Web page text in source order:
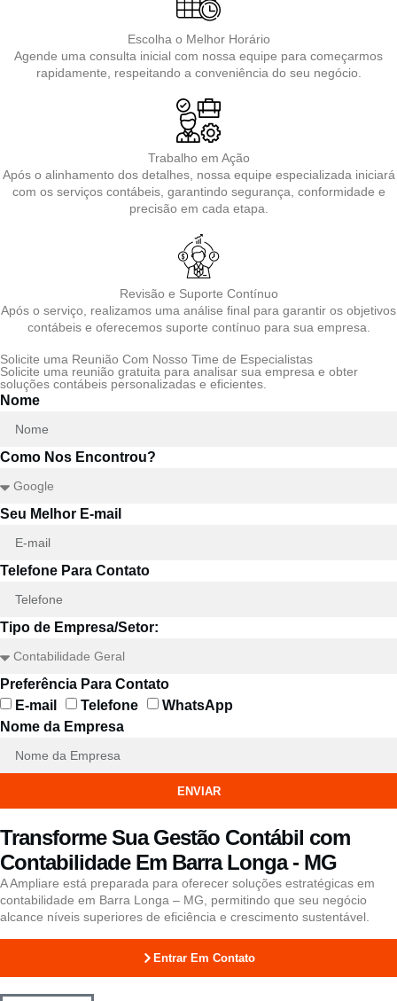
Escolha o Melhor Horário
Agende uma consulta inicial com nossa equipe para começarmos
rapidamente, respeitando a conveniência do seu negócio.
Trabalho em Ação
Após o alinhamento dos detalhes, nossa equipe especializada iniciará
com os serviços contábeis, garantindo segurança, conformidade e
precisão em cada etapa.
Revisão e Suporte Contínuo
Após o serviço, realizamos uma análise final para garantir os objetivos
contábeis e oferecemos suporte contínuo para sua empresa.
Solicite uma Reunião Com Nosso Time de Especialistas
Solicite uma reunião gratuita para analisar sua empresa e obter
soluções contábeis personalizadas e eficientes.
Nome
Como Nos Encontrou?
Seu Melhor E-mail
Telefone Para Contato
Tipo de Empresa/Setor:
Preferência Para Contato
E-mail
Telefone
WhatsApp
Nome da Empresa
ENVIAR
Transforme Sua Gestão Contábil com
Contabilidade Em Barra Longa - MG
A Ampliare está preparada para oferecer soluções estratégicas em
contabilidade em Barra Longa – MG, permitindo que seu negócio
alcance níveis superiores de eficiência e crescimento sustentável.
Entrar Em Contato